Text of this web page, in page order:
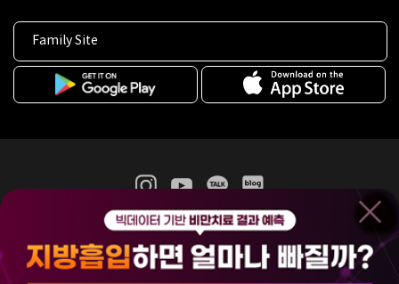
Family Site
365mc 병·의원 이용약관
홈페이지 이용약관
비급여진료수가
(주)365mcㅣ서울특별시 서초구 서초대로52길 7, 3~4층(서초동, 제일빌딩)